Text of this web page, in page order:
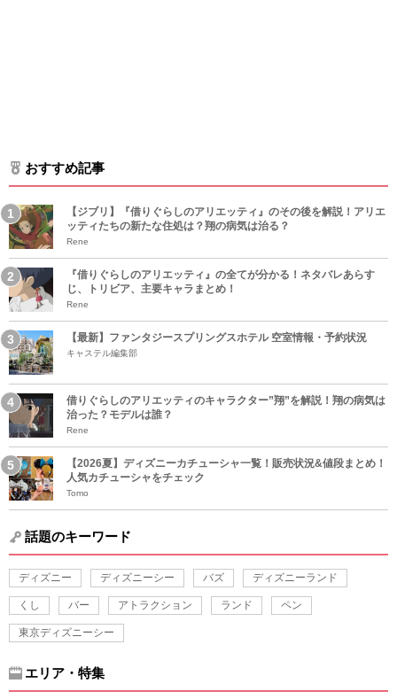
おすすめ記事
【ジブリ】『借りぐらしのアリエッティ』のその後を解説！アリエ
ッティたちの新たな住処は？翔の病気は治る？
Rene
『借りぐらしのアリエッティ』の全てが分かる！ネタバレあらす
じ、トリビア、主要キャラまとめ！
Rene
【最新】ファンタジースプリングスホテル 空室情報・予約状況
キャステル編集部
借りぐらしのアリエッティのキャラクター”翔”を解説！翔の病気は
治った？モデルは誰？
Rene
【2026夏】ディズニーカチューシャ一覧！販売状況&値段まとめ！
人気カチューシャをチェック
Tomo
話題のキーワード
ディズニー ディズニーシー バズ ディズニーランド
くし バー アトラクション ランド ペン
東京ディズニーシー
エリア・特集